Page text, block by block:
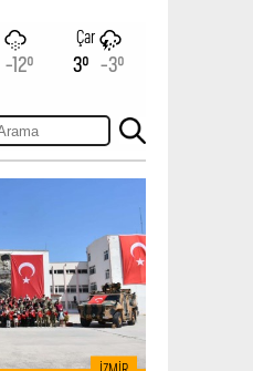
-12°
Çar
3° -3°